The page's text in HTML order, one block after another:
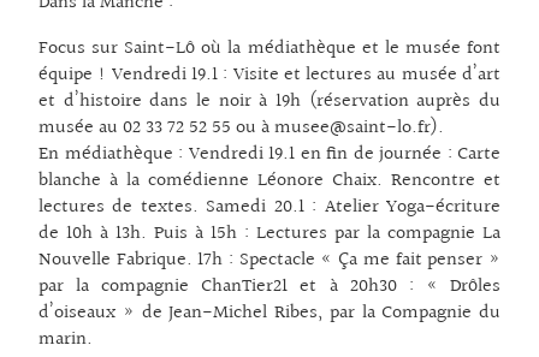
Focus sur Saint-Lô où la médiathèque et le musée font
équipe ! Vendredi 19.1 : Visite et lectures au musée d’art
et d’histoire dans le noir à 19h (réservation auprès du
musée au 02 33 72 52 55 ou à musee@saint-lo.fr).
En médiathèque : Vendredi 19.1 en fin de journée : Carte
blanche à la comédienne Léonore Chaix. Rencontre et
lectures de textes. Samedi 20.1 : Atelier Yoga-écriture
de 10h à 13h. Puis à 15h : Lectures par la compagnie La
Nouvelle Fabrique. 17h : Spectacle « Ça me fait penser »
par la compagnie ChanTier21 et à 20h30 : « Drôles
d’oiseaux » de Jean-Michel Ribes, par la Compagnie du
marin.